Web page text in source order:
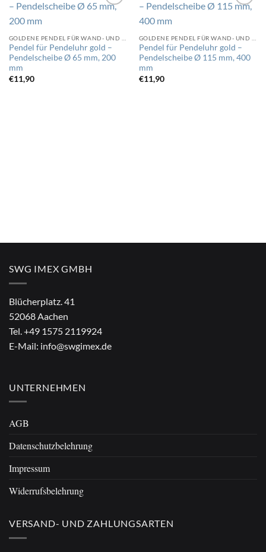
Wunschliste
Pendel für Pendeluhr gold –
Pendelscheibe Ø 65 mm, 200
mm
€11,90
Wunschliste
Pendel für Pendeluhr gold –
Pendelscheibe Ø 115 mm, 400
mm
€11,90
SWG IMEX GMBH
Blücherplatz. 41
52068 Aachen
Tel. +49 1575 2119924
E-Mail: info@swgimex.de
UNTERNEHMEN
AGB
Datenschutzbelehrung
Impressum
Widerrufsbelehrung
VERSAND- UND ZAHLUNGSARTEN